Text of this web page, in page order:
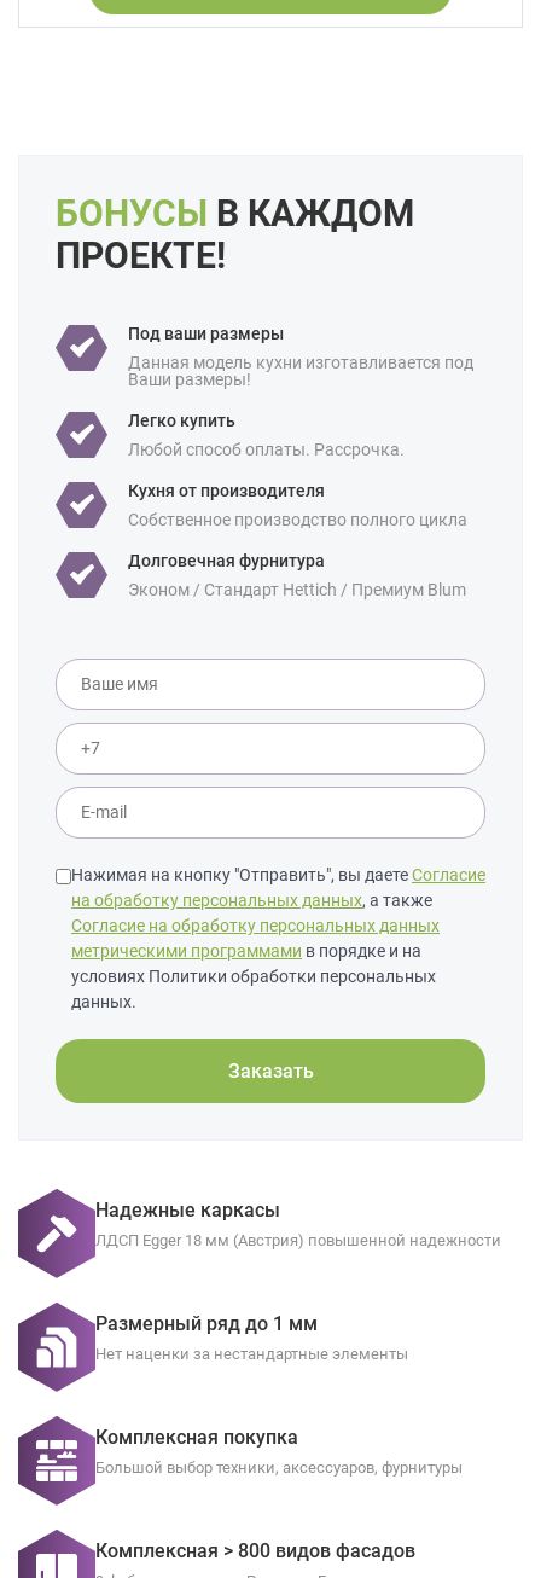
Особенности: Встроенные
Готовые
С встроенной техникой
Ценовая
категория:
Назначение: В частный дом
Площадь: 18 кв м
БОНУСЫ В КАЖДОМ
ПРОЕКТЕ!
Под ваши размеры
Данная модель кухни изготавливается под
Ваши размеры!
Легко купить
Любой способ оплаты. Рассрочка.
Кухня от производителя
Собственное производство полного цикла
Долговечная фурнитура
Эконом / Стандарт Hettich / Премиум Blum
Нажимая на кнопку "Отправить", вы даетеСогласие
на обработку персональных данных, а также
Согласие на обработку персональных данных
метрическими программами в порядке и на
условиях Политики обработки персональных
данных.
Заказать
Надежные каркасы
ЛДСП Egger 18 мм (Австрия) повышенной надежности
Размерный ряд до 1 мм
Нет наценки за нестандартные элементы
Комплексная покупка
Большой выбор техники, аксессуаров, фурнитуры
Комплексная > 800 видов фасадов